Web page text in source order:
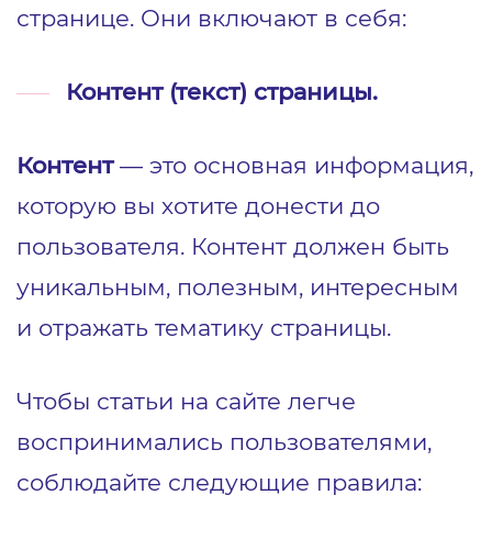
странице. Они включают в себя:
Контент (текст) страницы.
Контент— это основная информация,
которую вы хотите донести до
пользователя. Контент должен быть
уникальным, полезным, интересным
и отражать тематику страницы.
Чтобы статьи на сайте легче
воспринимались пользователями,
соблюдайте следующие правила: